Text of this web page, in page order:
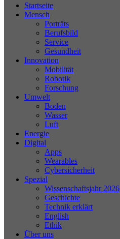
Startseite
Mensch
Porträts
Berufsbild
Service
Gesundheit
Innovation
Mobilität
Robotik
Forschung
Umwelt
Boden
Wasser
Luft
Energie
Digital
Apps
Wearables
Cybersicherheit
Spezial
Wissenschaftsjahr 2026
Geschichte
Technik erklärt
English
Ethik
Über uns